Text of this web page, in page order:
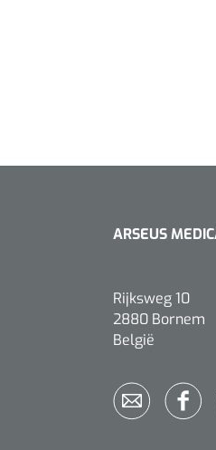
ARSEUS
Rijksweg 10
2880 Bornem
België